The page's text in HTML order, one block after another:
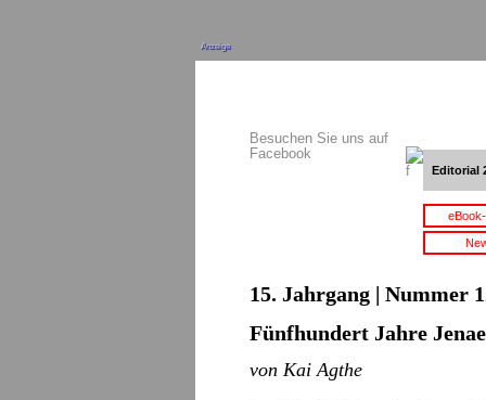
Anzeige
Besuchen Sie uns auf
Facebook
Editorial
15. Jahrgang | Nummer
Fünfhundert Jahre
von Kai Agthe